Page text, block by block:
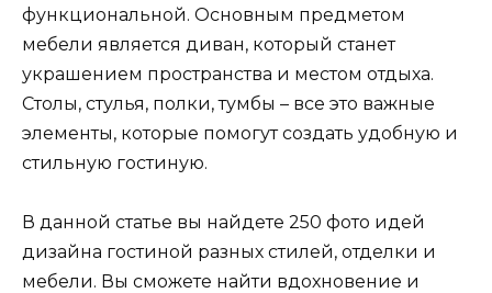
функциональной. Основным предметом
мебели является диван, который станет
украшением пространства и местом отдыха.
Столы, стулья, полки, тумбы – все это важные
элементы, которые помогут создать удобную и
стильную гостиную.
В данной статье вы найдете 250 фото идей
дизайна гостиной разных стилей, отделки и
мебели. Вы сможете найти вдохновение и